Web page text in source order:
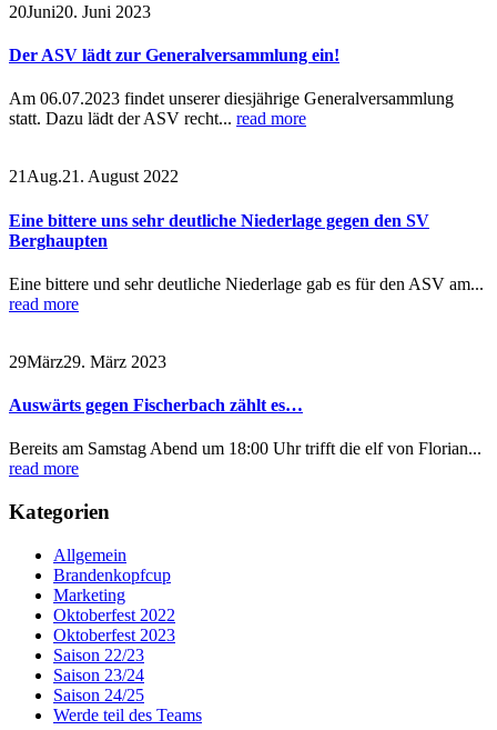
20Juni20. Juni 2023
Der ASV lädt zur Generalversammlung ein!
Am 06.07.2023 findet unserer diesjährige Generalversammlung
statt. Dazu lädt der ASV recht... read more
21 Aug.21. August 2022
Eine bittere uns sehr deutliche Niederlage gegen den SV
Berghaupten
Eine bittere und sehr deutliche Niederlage gab es für den ASV am...
read more
29März29. März 2023
Auswärts gegen Fischerbach zählt es…
Bereits am Samstag Abend um 18:00 Uhr trifft die elf von Florian...
read more
Kategorien
Allgemein
Brandenkopfcup
Marketing
Oktoberfest 2022
Oktoberfest 2023
Saison 22/23
Saison 23/24
Saison 24/25
Werde teil des Teams